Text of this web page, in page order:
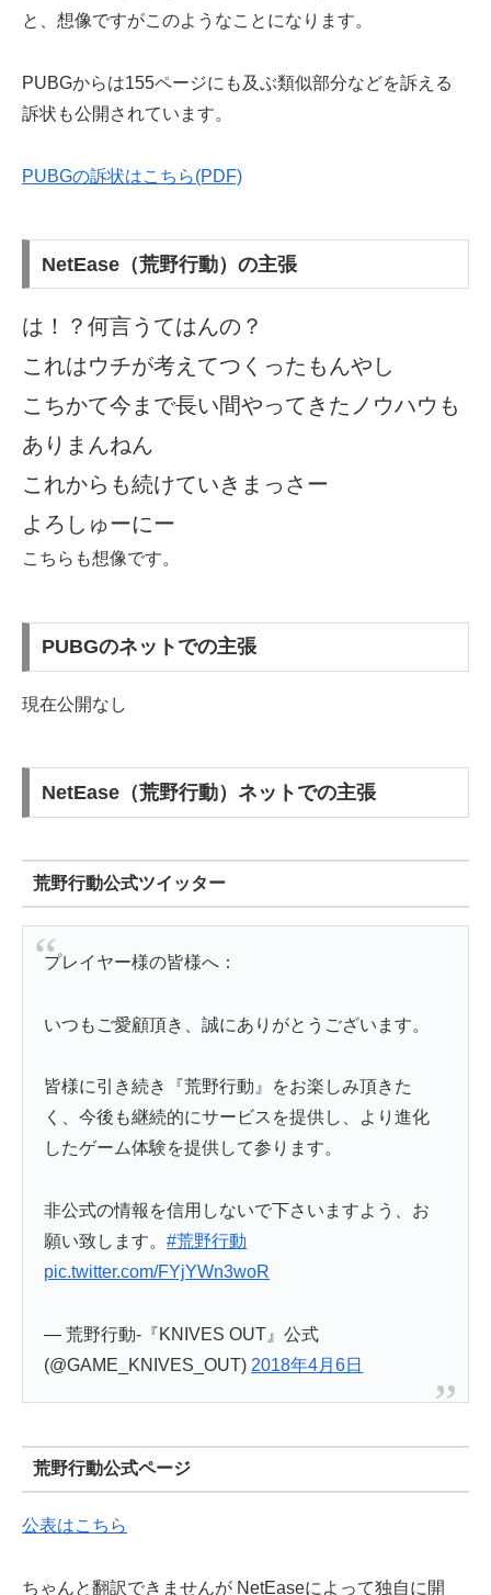
と、想像ですがこのようなことになります。
PUBGからは155ページにも及ぶ類似部分などを訴える
訴状も公開されています。
PUBGの訴状はこちら(PDF)
NetEase（荒野行動）の主張
は！？何言うてはんの？
これはウチが考えてつくったもんやし
こちかて今まで長い間やってきたノウハウも
ありまんねん
これからも続けていきまっさー
よろしゅーにー
こちらも想像です。
PUBGのネットでの主張
現在公開なし
NetEase（荒野行動）ネットでの主張
荒野行動公式ツイッター
プレイヤー様の皆様へ：
いつもご愛顧頂き、誠にありがとうございます。
皆様に引き続き『荒野行動』をお楽しみ頂きた
く、今後も継続的にサービスを提供し、より進化
したゲーム体験を提供して参ります。
非公式の情報を信用しないで下さいますよう、お
願い致します。#荒野行動
pic.twitter.com/FYjYWn3woR
— 荒野行動-『KNIVES OUT』公式
(@GAME_KNIVES_OUT) 2018年4月6日
荒野行動公式ページ
公表はこちら
ちゃんと翻訳できませんが NetEaseによって独自に開